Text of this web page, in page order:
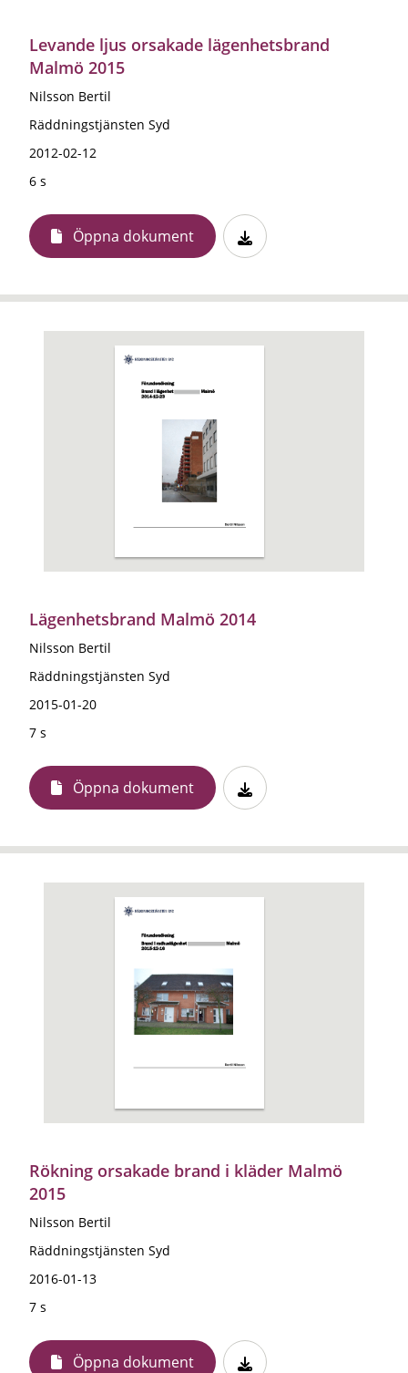
Levande ljus orsakade lägenhetsbrand
Malmö 2015
Nilsson Bertil
Räddningstjänsten Syd
2012-02-12
6 s
Öppna dokument
Lägenhetsbrand Malmö 2014
Nilsson Bertil
Räddningstjänsten Syd
2015-01-20
7 s
Öppna dokument
Rökning orsakade brand i kläder Malmö
2015
Nilsson Bertil
Räddningstjänsten Syd
2016-01-13
7 s
Öppna dokument